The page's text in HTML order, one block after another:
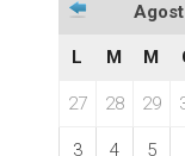
L M M
27 28 29
3 4 5